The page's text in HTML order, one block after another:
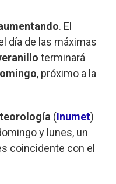
. El
día de las máximas
terminará
, próximo a la
(Inumet)
y lunes, un
coincidente con el